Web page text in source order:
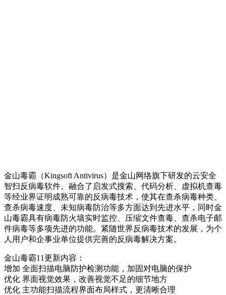
金山毒霸（Kingsoft Antivirus）是金山网络旗下研发的云安全
智扫反病毒软件。融合了启发式搜索、代码分析、虚拟机查毒
等经业界证明成熟可靠的反病毒技术，使其在查杀病毒种类、
查杀病毒速度、未知病毒防治等多方面达到先进水平，同时金
山毒霸具有病毒防火墙实时监控、压缩文件查毒、查杀电子邮
件病毒等多项先进的功能。紧随世界反病毒技术的发展，为个
人用户和企事业单位提供完善的反病毒解决方案。
金山毒霸11更新内容：
增加 全面扫描电脑防护检测功能，加固对电脑的保护
优化 界面视觉效果，改善视觉不足的细节地方
优化 主功能扫描流程界面布局样式，更清晰合理